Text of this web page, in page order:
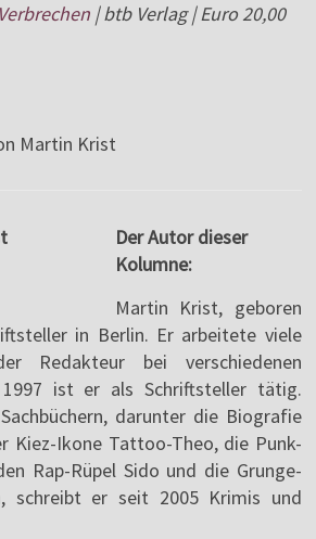
| btb Verlag | Euro 20,00
Martin Krist
Der Autor dieser
Kolumne:
Martin Krist, geboren
in Berlin. Er arbeitete viele
Redakteur bei verschiedenen
ist er als Schriftsteller tätig.
darunter die Biografie
Kiez-Ikone Tattoo-Theo, die Punk-
Rap-Rüpel Sido und die Grunge-
schreibt er seit 2005 Krimis und